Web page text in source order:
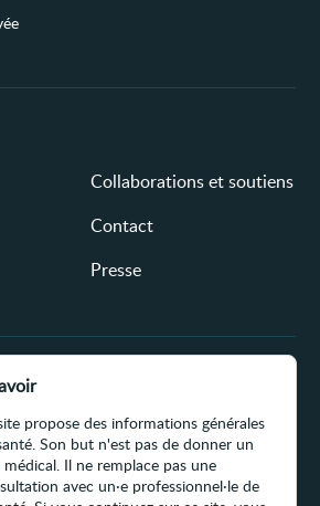
Collaborations et soutiens
Contact
Presse
propose des informations générales
Son but n'est pas de donner un
médical. Il ne remplace pas une
avec un·e professionnel·le de